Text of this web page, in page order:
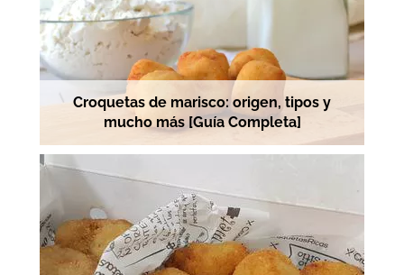
Croquetas de marisco: origen, tipos y
mucho más [Guía Completa]